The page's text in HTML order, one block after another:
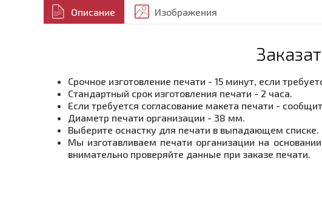
Описание Изображения
Срочное изготовление печати - 15 минут, если
Стандартный срок изготовления печати - 2 часа.
Если требуется согласование макета печати -
Диаметр печати организации - 38 мм.
Выберите оснастку для печати в выпадающем списке.
Мы изготавливаем печати организации на
внимательно проверяйте данные при заказе печати.